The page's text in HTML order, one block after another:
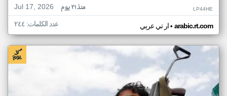
Jul 17, 2026
منذ ٢١ يوم LP44HE
ار تي عربي• arabic.rt.com عدد الكلمات: ٢٤٤